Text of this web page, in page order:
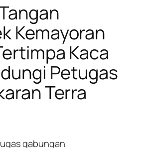
Kemayoran
Kaca
Petugas
Terra